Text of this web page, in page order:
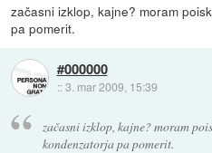
začasni izklop, kajne? moram
pa pomerit.
#000000
::3. mar 2009, 15:39
začasni izklop, kajne? moram
kondenzatorja pa pomerit.